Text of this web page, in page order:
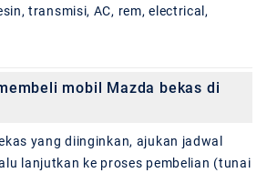
transmisi, AC, rem, electrical,
mobil Mazda bekas di
yang diinginkan, ajukan jadwal
lanjutkan ke proses pembelian (tunai